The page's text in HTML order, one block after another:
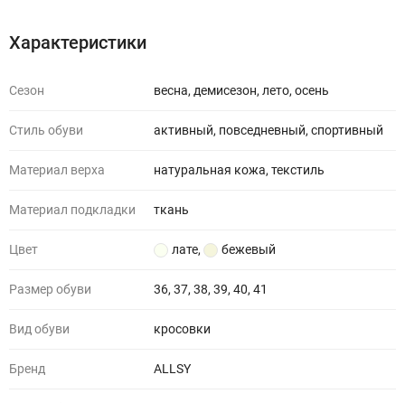
Характеристики
Сезон весна, демисезон, лето, осень
Стиль обуви активный, повседневный, спортивный
Материал верха натуральная кожа, текстиль
Материал подкладки ткань
Цвет лате, бежевый
Размер обуви 36, 37, 38, 39, 40, 41
Вид обуви кросовки
Бренд ALLSY